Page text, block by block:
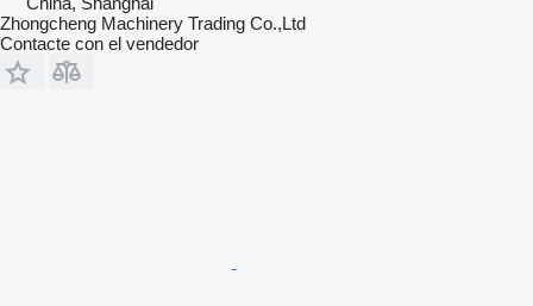
Zhongcheng Machinery Trading Co.,Ltd
Contacte con el vendedor